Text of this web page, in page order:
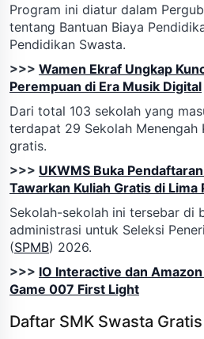
Program ini diatur dalam
tentang Bantuan Biaya
Pendidikan Swasta.
>>> Wamen Ekraf Ungkap
Perempuan di Era Musik Digital
Dari total 103 sekolah yang
terdapat 29 Sekolah Menengah
gratis.
>>> UKWMS Buka
Tawarkan Kuliah Gratis di Lima
Sekolah-sekolah ini tersebar di
administrasi untuk Seleksi
(SPMB) 2026.
>>> IO Interactive dan
Game 007 First Light
Daftar SMK Swasta